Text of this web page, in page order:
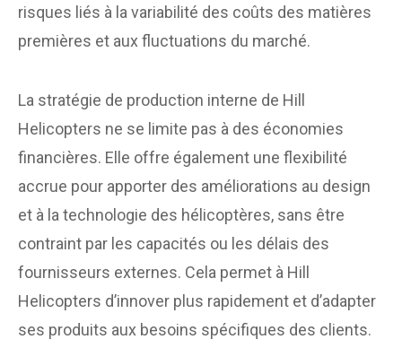
risques liés à la variabilité des coûts des matières
premières et aux fluctuations du marché.
La stratégie de production interne de Hill
Helicopters ne se limite pas à des économies
financières. Elle offre également une flexibilité
accrue pour apporter des améliorations au design
et à la technologie des hélicoptères, sans être
contraint par les capacités ou les délais des
fournisseurs externes. Cela permet à Hill
Helicopters d’innover plus rapidement et d’adapter
ses produits aux besoins spécifiques des clients.